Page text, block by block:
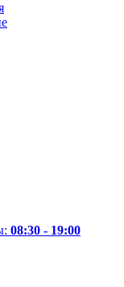
08:30 - 19:00